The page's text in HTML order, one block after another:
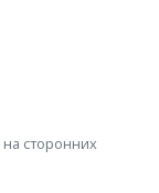
на сторонних